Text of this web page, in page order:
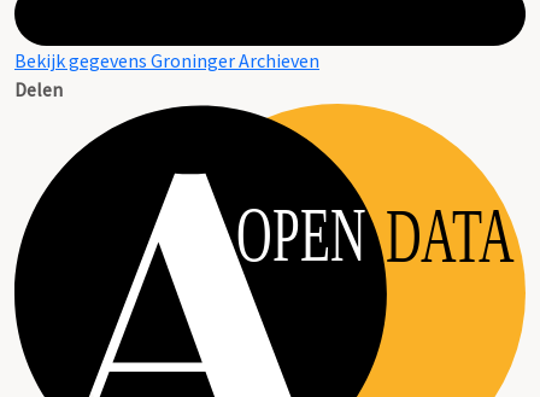
Bekijk gegevens Groninger Archieven
Delen
OPEN DATA